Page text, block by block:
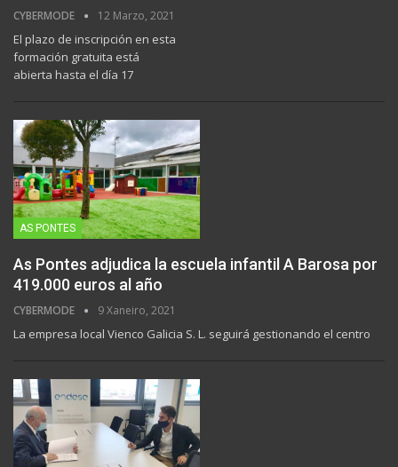
CYBERMODE 12 Marzo, 2021
El plazo de inscripción en esta
formación gratuita está
abierta hasta el día 17
AS PONTES
As Pontes adjudica la escuela infantil A Barosa por
419.000 euros al año
CYBERMODE 9 Xaneiro, 2021
La empresa local Vienco Galicia S. L. seguirá gestionando el centro